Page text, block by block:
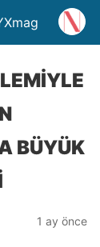
BÜYÜK
1 ay önce